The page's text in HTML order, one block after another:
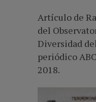
Artículo de
del
Diversidad
periódico
2018.